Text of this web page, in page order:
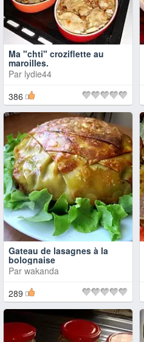
Ma "chti" croziflette au
maroilles.
Par lydie44
386
Gateau de lasagnes à la
bolognaise
Par wakanda
289